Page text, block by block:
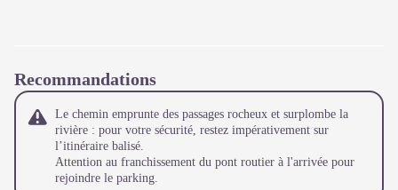
Recommandations
Le chemin emprunte des passages rocheux et surplombe la
rivière : pour votre sécurité, restez impérativement sur
l’itinéraire balisé.
Attention au franchissement du pont routier à l'arrivée pour
rejoindre le parking.